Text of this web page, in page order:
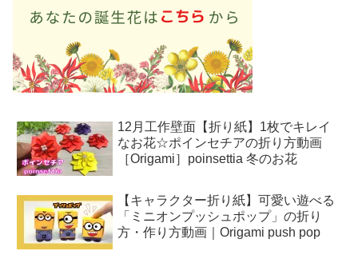
12月工作壁面【折り紙】1枚でキレイ
なお花☆ポインセチアの折り方動画
［Origami］poinsettia 冬のお花
【キャラクター折り紙】可愛い遊べる
「ミニオンプッシュポップ」の折り
方・作り方動画｜Origami push pop